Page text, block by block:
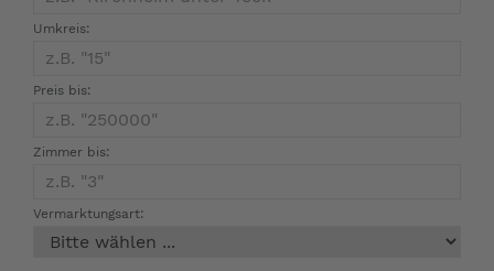
Umkreis:
Preis bis:
Zimmer bis:
Vermarktungsart: